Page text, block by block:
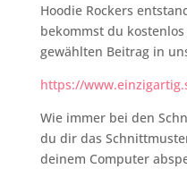
Hoodie Rockers
bekommst du
gewählten Beitrag in
https://
Wie immer bei den
du dir das
deinem Computer